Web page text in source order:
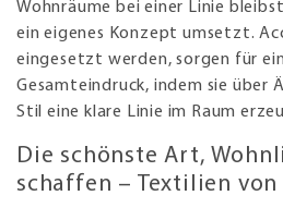
Wohnräume bei einer Linie
ein eigenes Konzept umsetzt.
eingesetzt werden, sorgen für
Gesamteindruck, indem sie über
Stil eine klare Linie im Raum
Die schönste Art,
schaffen – Textilien